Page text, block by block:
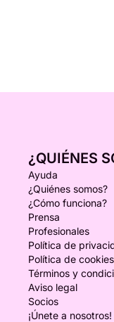
¿QUIÉNES
Ayuda
¿Quiénes somos?
¿Cómo funciona?
Prensa
Profesionales
Política de
Política de cookies
Términos y
Aviso legal
Socios
¡Únete a nosotros!